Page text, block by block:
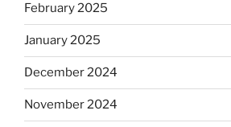
February 2025
January 2025
December 2024
November 2024